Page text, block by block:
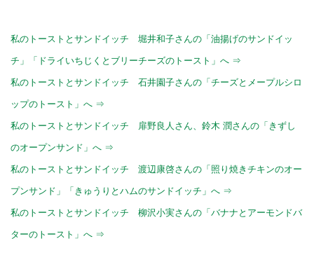
私のトーストとサンドイッチ 堀井和子さんの「油揚げのサンドイッ
チ」「ドライいちじくとブリーチーズのトースト」へ ⇒
私のトーストとサンドイッチ 石井園子さんの「チーズとメープルシロ
ップのトースト」へ ⇒
私のトーストとサンドイッチ 扉野良人さん、鈴木 潤さんの「きずし
のオープンサンド」へ ⇒
私のトーストとサンドイッチ 渡辺康啓さんの「照り焼きチキンのオー
プンサンド」「きゅうりとハムのサンドイッチ」へ ⇒
私のトーストとサンドイッチ 柳沢小実さんの「バナナとアーモンドバ
ターのトースト」へ ⇒